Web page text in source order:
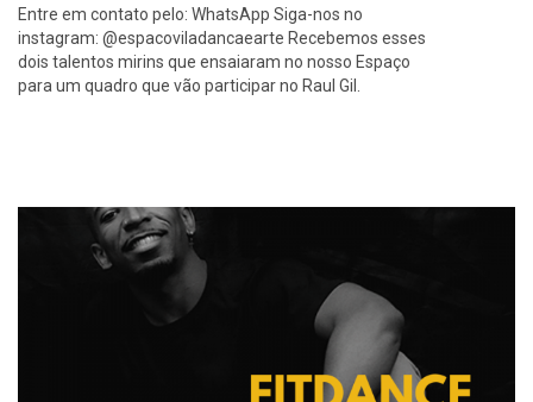
Entre em contato pelo: WhatsApp Siga-nos no
instagram: @espacoviladancaearte Recebemos esses
dois talentos mirins que ensaiaram no nosso Espaço
para um quadro que vão participar no Raul Gil.